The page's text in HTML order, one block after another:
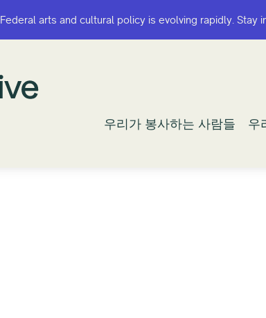
Federal arts and cultural policy is evolving rapidly. Stay
우리가 봉사하는 사람들 우
Federal arts and cultural policy is evolving rapidly. Stay
우리가 봉사하는 사람들 우